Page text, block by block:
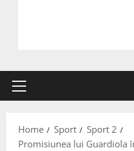
Primary
Home Sport
Sport 2
Promisiunea lui Guardiola